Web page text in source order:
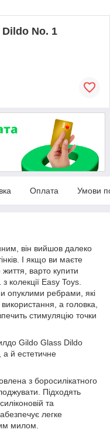
No. 1
Оплата Умови
він вийшов далеко
І якщо ви маєте
варто купити
колекції Easy Toys.
опуклими ребрами, які
використання, а головка,
стимуляцію точки
Gildo Glass Dildo
а й естетичне
з боросилікатного
Підходять
та
легке
милом.